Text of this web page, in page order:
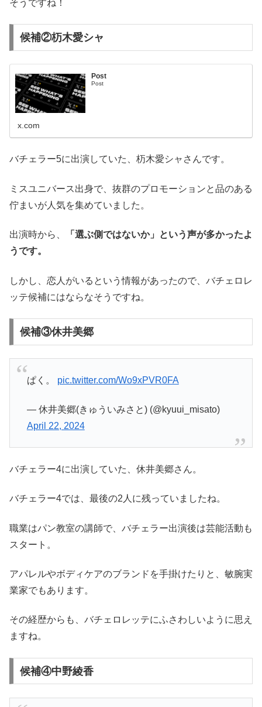
そうですね！
候補②杤木愛シャ
Post
Post
x.com
バチェラー5に出演していた、杤木愛シャさんです。
ミスユニバース出身で、抜群のプロモーションと品のある
佇まいが人気を集めていました。
出演時から、
「選ぶ側ではないか」という声が多かったよ
うです。
しかし、恋人がいるという情報があったので、バチェロレ
ッテ候補にはならなそうですね。
候補③休井美郷
ぱく。 pic.twitter.com/Wo9xPVR0FA
— 休井美郷(きゅういみさと) (@kyuui_misato)
April 22, 2024
バチェラー4に出演していた、休井美郷さん。
バチェラー4では、最後の2人に残っていましたね。
職業はパン教室の講師で、バチェラー出演後は芸能活動も
スタート。
アパレルやボディケアのブランドを手掛けたりと、敏腕実
業家でもあります。
その経歴からも、バチェロレッテにふさわしいように思え
ますね。
候補④中野綾香